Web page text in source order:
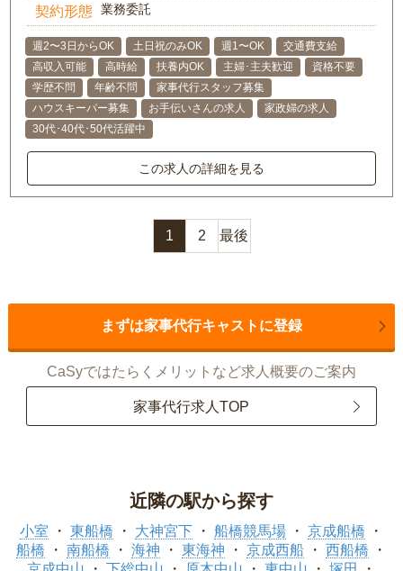
契約形態 業務委託
週2〜3日からOK 土日祝のみOK 週1〜OK
交通費支給
高収入可能
高時給 扶養内OK 主婦･主夫歓迎
資格不要
学歴不問
年齢不問
家事代行スタッフ募集
ハウスキーパー募集
お手伝いさんの求人
家政婦の求人
30代･40代･50代活躍中
この求人の詳細を見る
1 2 最後
まずは家事代行キャストに登録
CaSyではたらくメリットなど求人概要のご案内
家事代行求人TOP
近隣の駅から探す
小室 東船橋 大神宮下 船橋競馬場
京成船橋
船橋
南船橋 海神 東海神 京成西船
西船橋